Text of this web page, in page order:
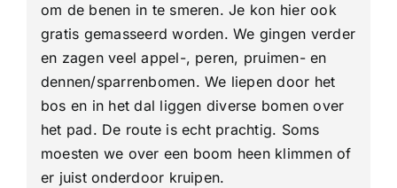
om de benen in te smeren. Je kon hier ook
gratis gemasseerd worden. We gingen verder
en zagen veel appel-, peren, pruimen- en
dennen/sparrenbomen. We liepen door het
bos en in het dal liggen diverse bomen over
het pad. De route is echt prachtig. Soms
moesten we over een boom heen klimmen of
er juist onderdoor kruipen.